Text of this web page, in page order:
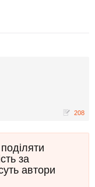
208
за
автори